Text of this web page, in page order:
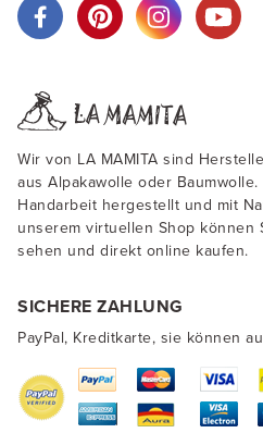
Wir von LA MAMITA sind
aus Alpakawolle oder
Handarbeit hergestellt und mit
unserem virtuellen Shop können
sehen und direkt online kaufen.
SICHERE ZAHLUNG
PayPal, Kreditkarte, sie können